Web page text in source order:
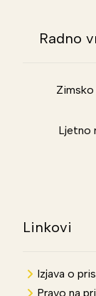
Radno
Zimsko
Ljetno
Linkovi
Izjava o
Pravo na